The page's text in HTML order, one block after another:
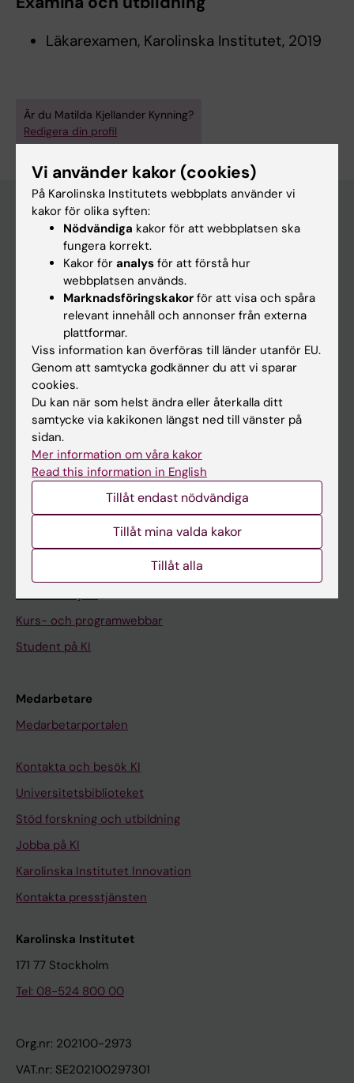
Läkarexamen, Karolinska Institutet, 2019
Är du Matilda Kjellander Kynning?
Redigera din profil
Huvudmeny
Utbildning
Forskarutbildning
Forskning
Om KI
På gång
Nyheter
Kalender
Ladok
Canvas
Studentmejlen
Kurs- och programwebbar
Student på KI
Medarbetare
Medarbetarportalen
Kontakta och besök KI
Universitetsbiblioteket
Stöd forskning och utbildning
Jobba på KI
Karolinska Institutet Innovation
Kontakta presstjänsten
Karolinska Institutet
171 77 Stockholm
Tel: 08-524 800 00
Org.nr: 202100-2973
VAT.nr: SE202100297301
Vi använder kakor (cookies)
På Karolinska Institutets webbplats använder vi
kakor för olika syften:
Nödvändiga kakor för att webbplatsen ska
fungera korrekt.
Kakor för analys för att förstå hur
webbplatsen används.
Marknadsföringskakor för att visa och spåra
relevant innehåll och annonser från externa
plattformar.
Viss information kan överföras till länder utanför EU.
Genom att samtycka godkänner du att vi sparar
cookies.
Du kan när som helst ändra eller återkalla ditt
samtycke via kakikonen längst ned till vänster på
sidan.
Mer information om våra kakor
Read this information in English
Tillåt endast nödvändiga
Tillåt mina valda kakor
Tillåt alla